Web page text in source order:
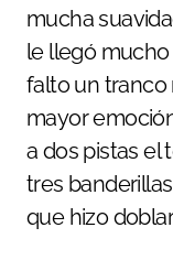
mucha
le llegó
falto un tranco
mayor
a dos pistas el
tres
que hizo